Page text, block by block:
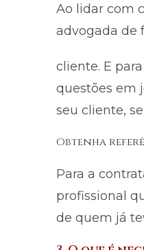
Ao lidar com
advogada de
cliente. E
questões em
seu cliente,
Obtenha
Para a
profissional
de quem já